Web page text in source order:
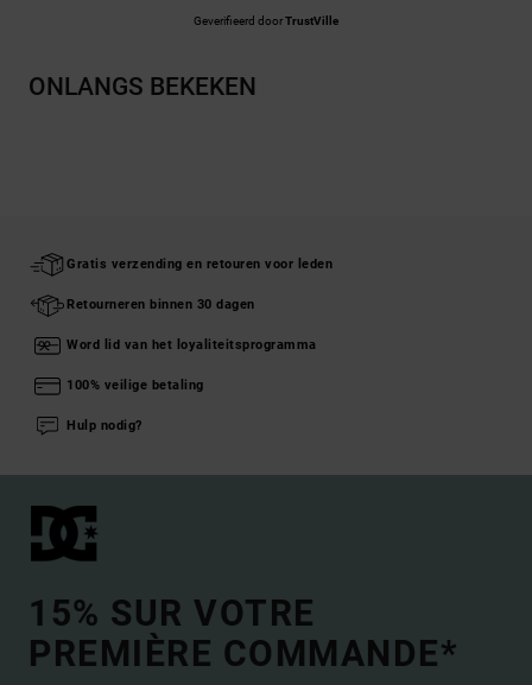
Geverifieerd doorTrustVille
ONLANGS BEKEKEN
Gratis verzending en retouren voor leden
Retourneren binnen 30 dagen
Word lid van het loyaliteitsprogramma
100% veilige betaling
Hulp nodig?
15% SUR VOTRE
PREMIÈRE COMMANDE*